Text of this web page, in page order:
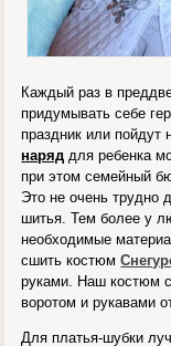
Каждый раз в
придумывать себе
праздник или пойдут
наряд для ребенка
при этом семейный
Это не очень трудно
шитья. Тем более у
необходимые
сшить костюм
руками. Наш костюм
воротом и рукавами
Для платья-шубки